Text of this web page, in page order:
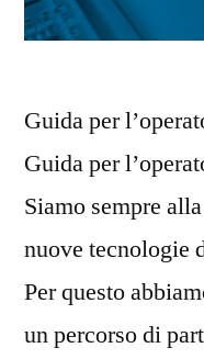
Guida per
Guida per
Siamo sempre
nuove tecnologie
Per questo
un percorso di